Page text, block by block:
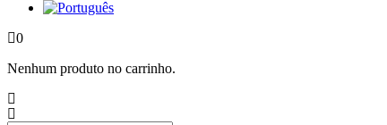
0
Nenhum produto no carrinho.